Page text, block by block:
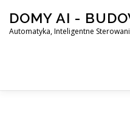
content
DOMY AI -
Automatyka, Inteligentne